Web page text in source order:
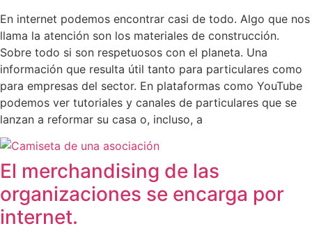
En internet podemos encontrar casi de todo. Algo que nos
llama la atención son los materiales de construcción.
Sobre todo si son respetuosos con el planeta. Una
información que resulta útil tanto para particulares como
para empresas del sector. En plataformas como YouTube
podemos ver tutoriales y canales de particulares que se
lanzan a reformar su casa o, incluso, a
El merchandising de las
organizaciones se encarga por
internet.